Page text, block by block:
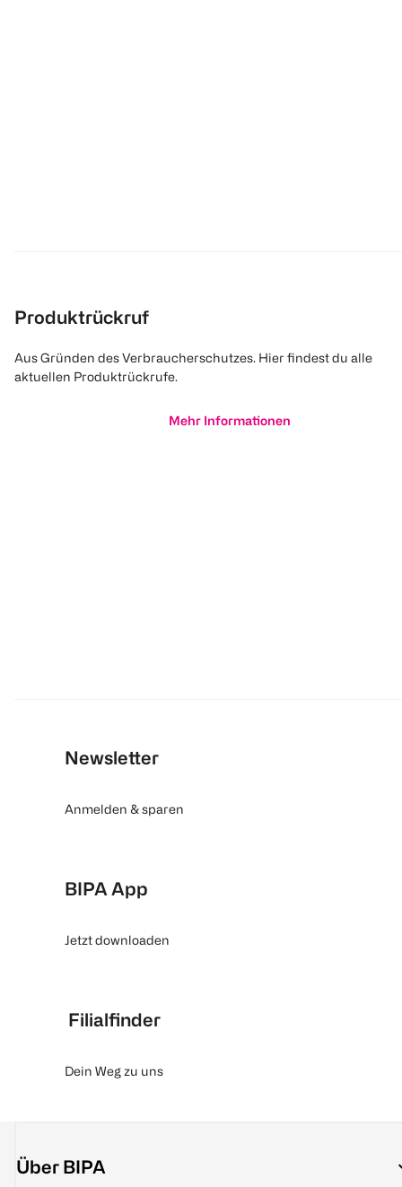
Produktrückruf
Aus Gründen des Verbraucherschutzes. Hier findest du alle
aktuellen Produktrückrufe.
Mehr Informationen
Newsletter
Anmelden & sparen
BIPA App
Jetzt downloaden
Filialfinder
Dein Weg zu uns
Über BIPA